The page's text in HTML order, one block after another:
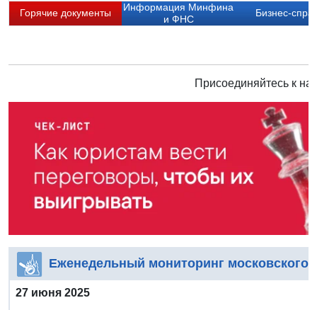
Горячие документы
Информация Минфина
и ФНС
Бизнес-
Присоединяйтесь к
Еженедельный мониторинг московского
27 июня 2025